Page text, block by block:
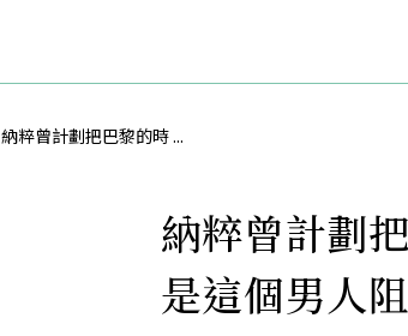
納粹曾計劃把巴黎的時 ...
納粹曾計劃
是這個男人